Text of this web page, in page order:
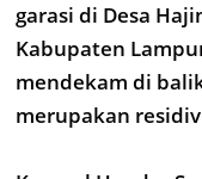
garasi di Desa
Kabupaten
mendekam di
merupakan